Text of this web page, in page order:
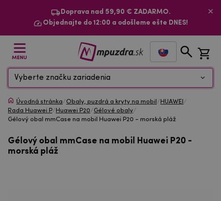
Doprava nad 59,90 € ZADARMO.
Objednajte do 12:00 a odošleme ešte DNES!
MENU
Vyberte značku zariadenia
Úvodná stránka/Obaly, puzdrá a kryty na mobil / HUAWEI /
Rada Huawei P/ Huawei P20/Gélové obaly/
Gélový obal mmCase na mobil Huawei P20 - morská pláž
Gélový obal mmCase na mobil Huawei P20 -
morská pláž